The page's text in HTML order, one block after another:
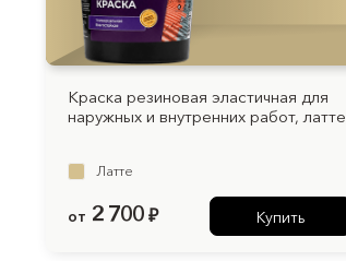
Краска резиновая эластичная для
наружных и внутренних работ, латте
Латте
от 2 700 ₽ Купить